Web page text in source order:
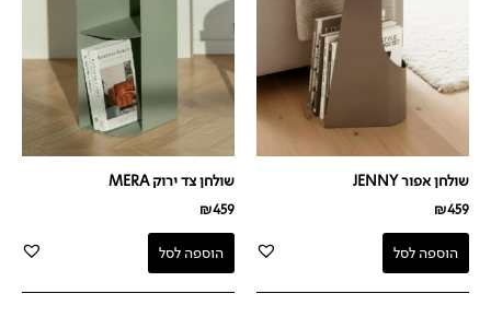
שולחן אפור JENNY
₪459
הוספה לסל
שולחן צד ירוק MERA
₪459
הוספה לסל